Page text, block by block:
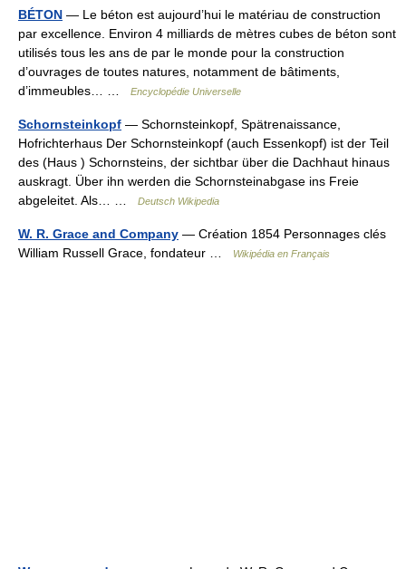
BÉTON — Le béton est aujourd’hui le matériau de construction
par excellence. Environ 4 milliards de mètres cubes de béton sont
utilisés tous les ans de par le monde pour la construction
d’ouvrages de toutes natures, notamment de bâtiments,
d’immeubles… …
Encyclopédie Universelle
Schornsteinkopf — Schornsteinkopf, Spätrenaissance,
Hofrichterhaus Der Schornsteinkopf (auch Essenkopf) ist der Teil
des (Haus ) Schornsteins, der sichtbar über die Dachhaut hinaus
auskragt. Über ihn werden die Schornsteinabgase ins Freie
abgeleitet. Als… …
Deutsch Wikipedia
W. R. Grace and Company — Création 1854 Personnages clés
William Russell Grace, fondateur …
Wikipédia en Français